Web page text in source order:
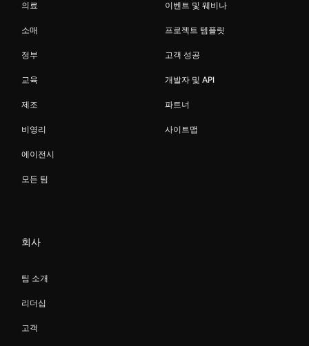
의료
소매
정부
교육
제조
비영리
에이전시
모든 팀
이벤트 및 웨비나
프로젝트 템플릿
고객 성공
개발자 및 API
파트너
사이트맵
회사
팀 소개
리더십
고객